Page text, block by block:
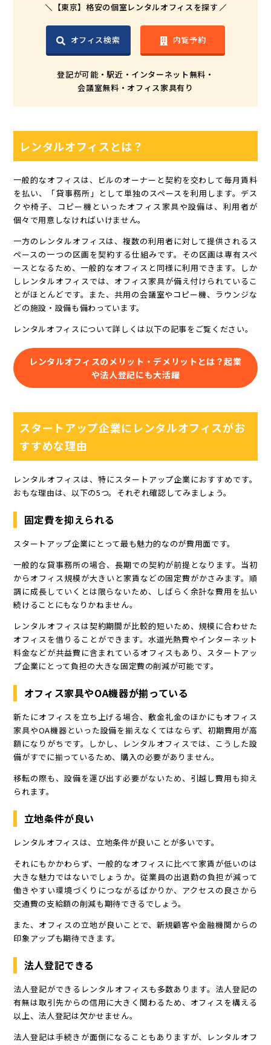
【東京】格安の個室レンタルオフィスを探す
オフィス検索 内覧予約
登記が可能・駅近・インターネット無料・
会議室無料・オフィス家具有り
レンタルオフィスとは？
一般的なオフィスは、ビルのオーナーと契約を交わして毎月賃料
を払い、「貸事務所」として単独のスペースを利用します。デス
クや椅子、コピー機といったオフィス家具や設備は、利用者が
個々で用意しなければいけません。
一方のレンタルオフィスは、複数の利用者に対して提供されるス
ペースの一つの区画を契約する仕組みです。その区画は専有スペ
ースとなるため、一般的なオフィスと同様に利用できます。しか
しレンタルオフィスでは、オフィス家具が備え付けられているこ
とがほとんどです。また、共用の会議室やコピー機、ラウンジな
どの施設・設備も備わっています。
レンタルオフィスについて詳しくは以下の記事をご覧ください。
レンタルオフィスのメリット・デメリットとは？起業
や法人登記にも大活躍
スタートアップ企業にレンタルオフィスがお
すすめな理由
レンタルオフィスは、特にスタートアップ企業におすすめです。
おもな理由は、以下の5つ。それぞれ確認してみましょう。
固定費を抑えられる
スタートアップ企業にとって最も魅力的なのが費用面です。
一般的な貸事務所の場合、長期での契約が前提となります。当初
からオフィス規模が大きいと家賃などの固定費がかさみます。順
調に成長していくとは限らないため、しばらく余計な費用を払い
続けることにもなりかねません。
レンタルオフィスは契約期間が比較的短いため、規模に合わせた
オフィスを借りることができます。水道光熱費やインターネット
料金などが共益費に含まれているオフィスもあり、スタートアッ
プ企業にとって負担の大きな固定費の削減が可能です。
オフィス家具やOA機器が揃っている
新たにオフィスを立ち上げる場合、敷金礼金のほかにもオフィス
家具やOA機器といった設備を揃えなくてはならず、初期費用が高
額になりがちです。しかし、レンタルオフィスでは、こうした設
備がすでに揃っているため、購入の必要がありません。
移転の際も、設備を運び出す必要がないため、引越し費用も抑え
られます。
立地条件が良い
レンタルオフィスは、立地条件が良いことが多いです。
それにもかかわらず、一般的なオフィスに比べて家賃が低いのは
大きな魅力ではないでしょうか。従業員の出退勤の負担が減って
働きやすい環境づくりにつながるばかりか、アクセスの良さから
交通費の支給額の削減も期待できるでしょう。
また、オフィスの立地が良いことで、新規顧客や金融機関からの
印象アップも期待できます。
法人登記できる
法人登記ができるレンタルオフィスも多数あります。法人登記の
有無は取引先からの信用に大きく関わるため、オフィスを構える
以上、法人登記は欠かせません。
法人登記は手続きが面倒になることもありますが、レンタルオフ